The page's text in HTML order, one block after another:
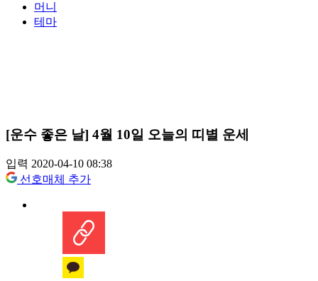
머니
테마
[운수 좋은 날] 4월 10일 오늘의 띠별 운세
입력 2020-04-10 08:38
선호매체 추가